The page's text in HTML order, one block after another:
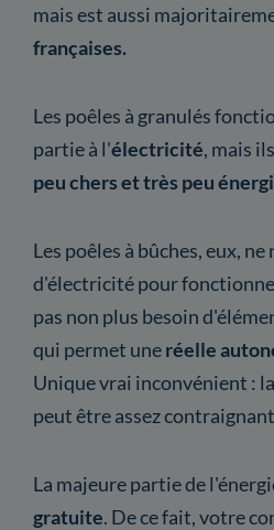
mais est aussi
françaises.
Les poêles à granulés
partie à l'électricité, mais
peu chers et très peu
Les poêles à bûches, eux,
d'électricité pour
pas non plus besoin
qui permet uneréelle
Unique vrai inconvénient :
peut être assez
La majeure partie de
gratuite. De ce fait, votre